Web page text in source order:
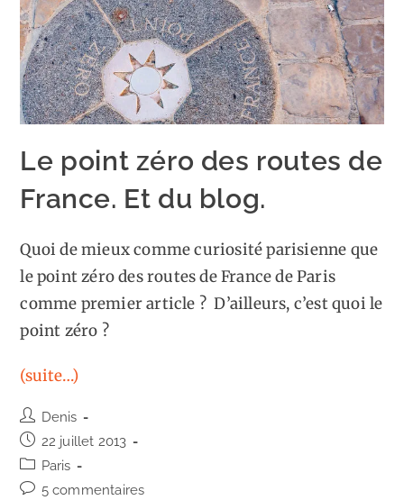
Le point zéro des routes de
France. Et du blog.
Quoi de mieux comme curiosité parisienne que
le point zéro des routes de France de Paris
comme premier article ? D’ailleurs, c’est quoi le
point zéro ?
(suite…)
Auteur/autrice
de
publication :
Denis
Publication
publiée :
22 juillet 2013
Post
category:
Paris
Commentaires
5 commentaires